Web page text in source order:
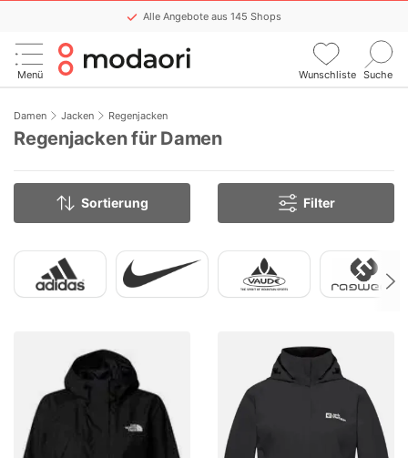
Alle Angebote aus 145 Shops
Keinen Sale mehr verpassen
Stündlich aktualisiert
Menü Wunschliste Suche
Damen Jacken Regenjacken
Regenjacken für Damen
Sortierung Filter